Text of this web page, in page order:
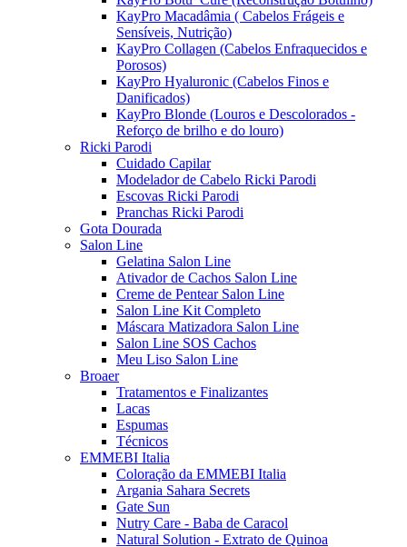
KayPro Macadâmia ( Cabelos Frágeis e
Sensíveis, Nutrição)
KayPro Collagen (Cabelos Enfraquecidos e
Porosos)
KayPro Hyaluronic (Cabelos Finos e
Danificados)
KayPro Blonde (Louros e Descolorados -
Reforço de brilho e do louro)
Ricki Parodi
Cuidado Capilar
Modelador de Cabelo Ricki Parodi
Escovas Ricki Parodi
Pranchas Ricki Parodi
Gota Dourada
Salon Line
Gelatina Salon Line
Ativador de Cachos Salon Line
Creme de Pentear Salon Line
Salon Line Kit Completo
Máscara Matizadora Salon Line
Salon Line SOS Cachos
Meu Liso Salon Line
Broaer
Tratamentos e Finalizantes
Lacas
Espumas
Técnicos
EMMEBI Italia
Coloração da EMMEBI Italia
Argania Sahara Secrets
Gate Sun
Nutry Care - Baba de Caracol
Natural Solution - Extrato de Quinoa